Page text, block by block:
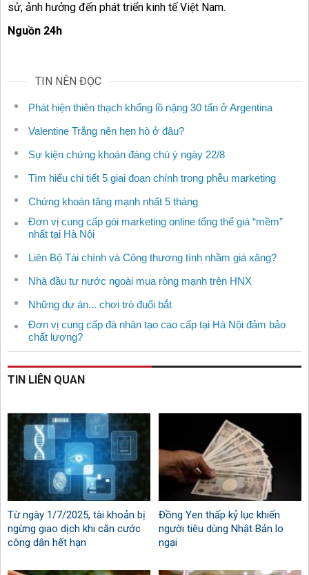
sử, ảnh hưởng đến phát triển kinh tế Việt Nam.
Nguồn 24h
TIN NÊN ĐỌC
Phát hiện thiên thạch khổng lồ nặng 30 tấn ở Argentina
Valentine Trắng nên hẹn hò ở đâu?
Sự kiện chứng khoán đáng chú ý ngày 22/8
Tìm hiểu chi tiết 5 giai đoạn chính trong phễu marketing
Chứng khoán tăng mạnh nhất 5 tháng
Đơn vị cung cấp gói marketing online tổng thể giá “mềm”
nhất tại Hà Nội
Liên Bộ Tài chính và Công thương tính nhầm giá xăng?
Nhà đầu tư nước ngoài mua ròng mạnh trên HNX
Những dự án... chơi trò đuổi bắt
Đơn vị cung cấp đá nhân tạo cao cấp tại Hà Nội đảm bảo
chất lượng?
TIN LIÊN QUAN
Từ ngày 1/7/2025, tài khoản bị
ngừng giao dịch khi căn cước
công dân hết hạn
Đồng Yen thấp kỷ lục khiến
người tiêu dùng Nhật Bản lo
ngại